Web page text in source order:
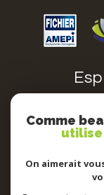
Comme
utilise
On aimerait